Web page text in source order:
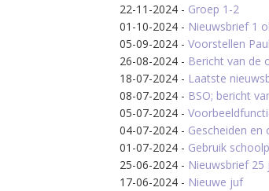
22-11-2024 - Groep 1-2
01-10-2024 - Nieuwsbrief 1
05-09-2024 - Voorstellen
26-08-2024 - Bericht van de
18-07-2024 - Laatste
08-07-2024 - BSO; bericht
05-07-2024 -
04-07-2024 - Gescheiden en
01-07-2024 - Gebruik
25-06-2024 - Nieuwsbrief 25
17-06-2024 - Nieuwe juf